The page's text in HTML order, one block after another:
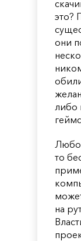
это?
они
либо
то
на